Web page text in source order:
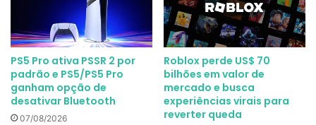
PS5 Pro ativa PSSR 2 por
padrão e PS5/PS5 Pro
ganham opção de
desativar Bluetooth
07/08/2026
Roblox perde US$ 70
bilhões em valor de
mercado e busca
experiências virais para
reverter queda